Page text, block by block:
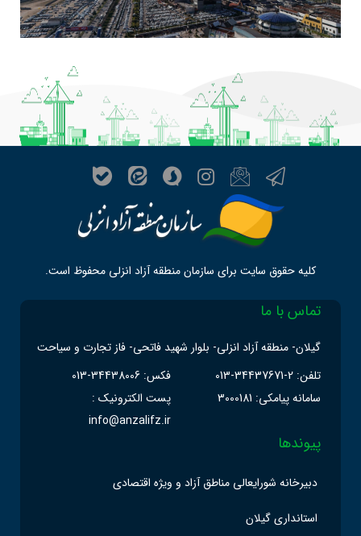
کلیه حقوق سایت برای سازمان منطقه آزاد انزلی محفوظ است.
تماس با ما
گیلان- منطقه آزاد انزلی- بلوار شهید فاتحی- فاز تجارت و سیاحت
تلفن: 2-34437671-013
فکس: 34438006-013
سامانه پیامکی: 3000181
پست الکترونیک :
info@anzalifz.ir
پیوندها
دبیرخانه شورایعالی مناطق آزاد و ویژه اقتصادی
استانداری گیلان